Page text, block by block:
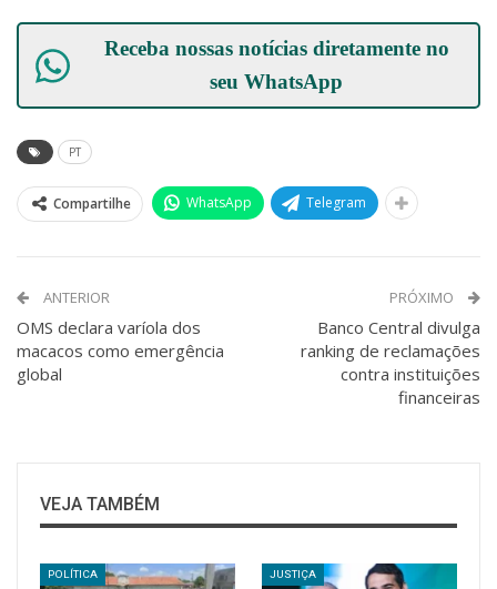
Receba nossas notícias diretamente no
seuWhatsApp
PT
Compartilhe WhatsApp Telegram
ANTERIOR
OMS declara varíola dos
macacos como emergência
global
PRÓXIMO
Banco Central divulga
ranking de reclamações
contra instituições
financeiras
VEJA TAMBÉM
POLÍTICA JUSTIÇA